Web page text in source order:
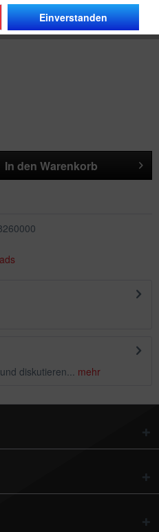
In den Warenkorb
diskutieren... mehr
Einverstanden